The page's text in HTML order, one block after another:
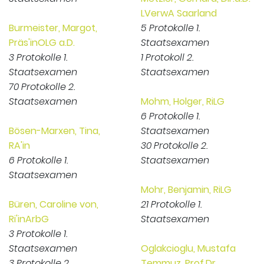
Burmeister, Margot,
Präs'inOLG a.D.
3 Protokolle 1.
Staatsexamen
70 Protokolle 2.
Staatsexamen
Bösen-Marxen, Tina,
RA'in
6 Protokolle 1.
Staatsexamen
Büren, Caroline von,
Ri'inArbG
3 Protokolle 1.
Staatsexamen
LVerwA Saarland
5 Protokolle 1.
Staatsexamen
1 Protokoll 2.
Staatsexamen
Mohm, Holger, RiLG
6 Protokolle 1.
Staatsexamen
30 Protokolle 2.
Staatsexamen
Mohr, Benjamin, RiLG
21 Protokolle 1.
Staatsexamen
Oglakcioglu, Mustafa